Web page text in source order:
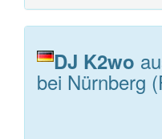
DJ K2wo
bei Nürnberg